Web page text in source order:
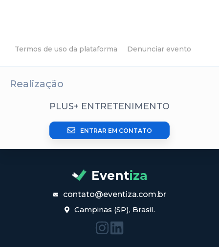
Termos de uso da plataforma Denunciar evento
Realização
PLUS+ ENTRETENIMENTO
ENTRAR EM CONTATO
Eventiza
contato@eventiza.com.br
Campinas (SP), Brasil.